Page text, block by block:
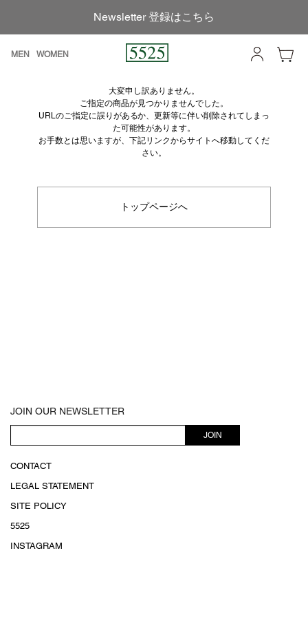
Newsletter 登録はこちら
MEN WOMEN
大変申し訳ありません。
ご指定の商品が見つかりませんでした。
URLのご指定に誤りがあるか、更新等に伴い削除されてしまっ
た可能性があります。
お手数とは思いますが、下記リンクからサイトへ移動してくだ
さい。
トップページへ
JOIN OUR NEWSLETTER
JOIN
CONTACT
LEGAL STATEMENT
SITE POLICY
5525
INSTAGRAM